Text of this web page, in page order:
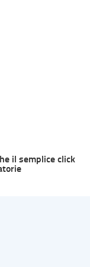
il semplice click